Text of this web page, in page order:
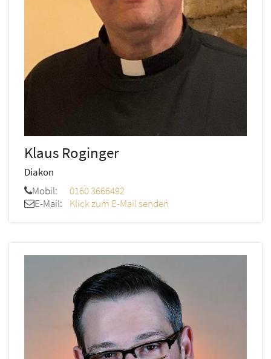
Klaus Roginger
Diakon
Mobil:
0160 3666492
E-Mail:
Klick zum E-Mail senden